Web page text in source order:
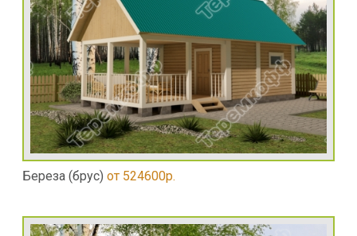
Береза (брус) от 524600р.